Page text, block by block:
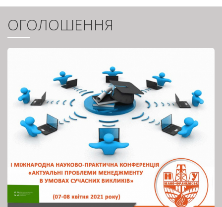
ОГОЛОШЕННЯ